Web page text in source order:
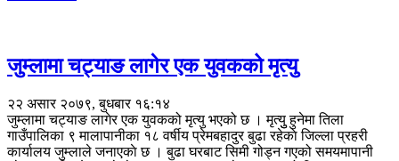
जुम्लामा चट्याङ लागेर एक युवकको मृत्यु
२२ असार २०७९, बुधबार १६:१४
जुम्लामा चट्याङ लागेर एक युवकको मृत्यु भएको छ । मृत्युु हुनेमा तिला
गाउँपालिका ९ मालापानीका १८ वर्षीय प्रेमबहादुर बुढा रहेकाे जिल्ला प्रहरी
कार्यालय जुम्लाले जनाएकाे छ । बुढा घरबाट सिमी गोड्न गएको समयमापानी